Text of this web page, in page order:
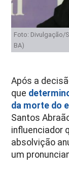
Foto: Divulgação/
BA)
Após a
que
da morte do
Santos
influenciador
absolvição
um